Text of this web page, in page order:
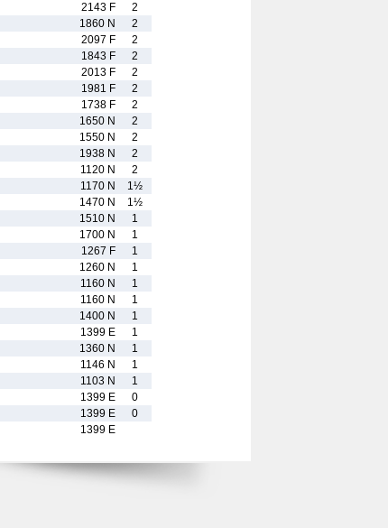
2143 F
2
1860 N
2
2097 F
2
1843 F
2
2013 F
2
1981 F
2
1738 F
2
1650 N
2
1550 N
2
1938 N
2
1120 N
2
1170 N
1½
1470 N
1½
1510 N
1
1700 N
1
1267 F
1
1260 N
1
1160 N
1
1160 N
1
1400 N
1
1399 E
1
1360 N
1
1146 N
1
1103 N
1
1399 E
0
1399 E
0
1399 E